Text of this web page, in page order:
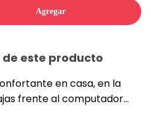
Agregar
de este producto
en casa, en la
frente al computador
con puerto USB.
es ideal para combatir